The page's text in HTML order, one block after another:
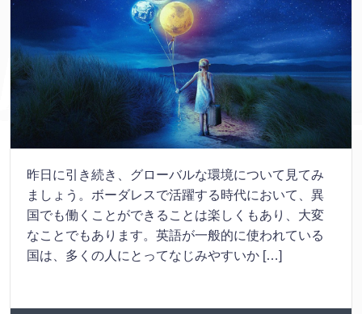
昨日に引き続き、グローバルな環境について見てみ
ましょう。ボーダレスで活躍する時代において、異
国でも働くことができることは楽しくもあり、大変
なことでもあります。英語が一般的に使われている
国は、多くの人にとってなじみやすいか […]